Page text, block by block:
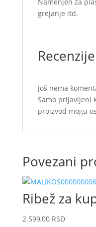
grejanje itd.
Recenzije
Još nema
Samo prijavljeni
proizvod mogu
Povezani
Ribež za
2.599,00 RSD